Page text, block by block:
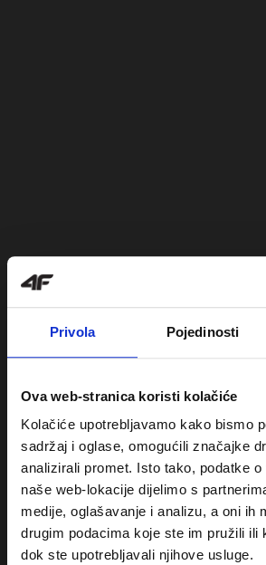
Privola Pojedinosti
Ova web-stranica koristi kolačiće
Kolačiće upotrebljavamo kako bismo
sadržaj i oglase, omogućili značajke
analizirali promet. Isto tako, podatke o
naše web-lokacije dijelimo s
medije, oglašavanje i analizu, a oni ih
drugim podacima koje ste im pružili ili
dok ste upotrebljavali njihove usluge.